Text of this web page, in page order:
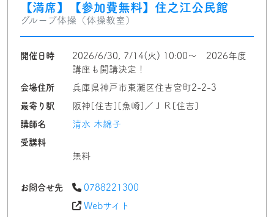
【満席】【参加費無料】住之江公民館
グループ体操（体操教室）
開催日時
2026/6/30, 7/14(火) 10:00～ 2026年度
講座も開講決定！
会場住所
兵庫県神戸市東灘区住吉宮町2-2-3
最寄り駅
阪神[住吉][魚崎]／ＪＲ[住吉]
講師名
清水 木綿子
受講料
無料
お問合せ先
0788221300
Webサイト